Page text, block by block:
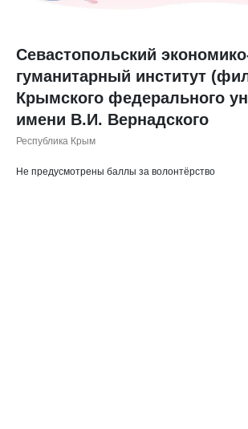
Севастопольский
гуманитарный институт
Крымского федерального
имени В.И. Вернадского
Республика Крым
Не предусмотрены баллы за волонтёрство